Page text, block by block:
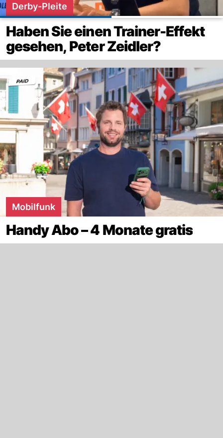
Derby-Pleite
Haben Sie einen Trainer-Effekt
gesehen, Peter Zeidler?
Mobilfunk
Handy Abo – 4 Monate gratis